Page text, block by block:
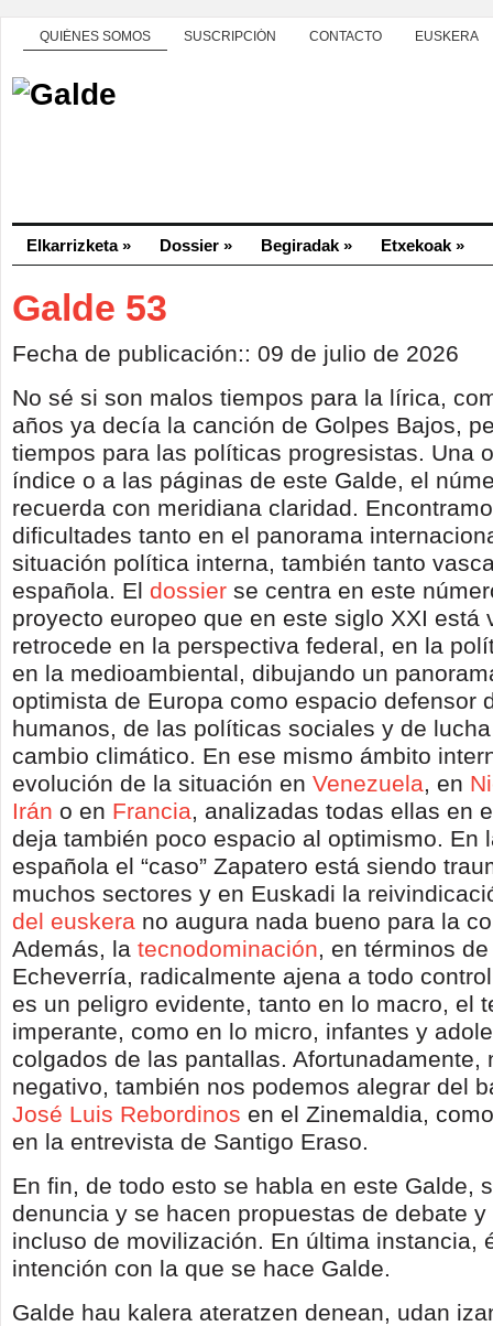
QUIÉNES SOMOS SUSCRIPCIÓN CONTACTO EUSKERA
Elkarrizketa» Dossier » Begiradak » Etxekoak »
Galde 53
Fecha de publicación:: 09 de julio de 2026
No sé si son malos tiempos para la lírica,
años ya decía la canción de Golpes Bajos,
tiempos para las políticas progresistas. Una
índice o a las páginas de este Galde, el
recuerda con meridiana claridad.
dificultades tanto en el panorama
situación política interna, también tanto
española. El dossier se centra en este
proyecto europeo que en este siglo XXI está
retrocede en la perspectiva federal, en la
en la medioambiental, dibujando un
optimista de Europa como espacio defensor
humanos, de las políticas sociales y de
cambio climático. En ese mismo ámbito
evolución de la situación en Venezuela, en
Irán o en Francia, analizadas todas ellas en
deja también poco espacio al optimismo. En
española el “caso” Zapatero está siendo
muchos sectores y en Euskadi la
del euskera no augura nada bueno para la
Además, la tecnodominación, en términos
Echeverría, radicalmente ajena a todo
es un peligro evidente, tanto en lo macro, el
imperante, como en lo micro, infantes y
colgados de las pantallas. Afortunadamente,
negativo, también nos podemos alegrar del
José Luis Rebordinos en el Zinemaldia,
en la entrevista de Santigo Eraso.
En fin, de todo esto se habla en este Galde,
denuncia y se hacen propuestas de debate
incluso de movilización. En última instancia,
intención con la que se hace Galde.
Galde hau kalera ateratzen denean, udan